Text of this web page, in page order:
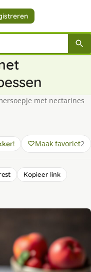
met nectarines
Maak favoriet2
Kopieer link